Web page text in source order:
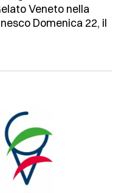
Veneto nella
Domenica 22, il